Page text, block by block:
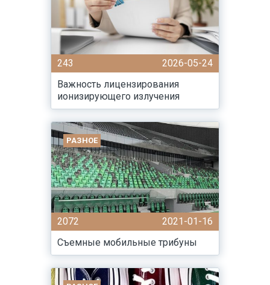
243
2026-05-24
Важность лицензирования
ионизирующего излучения
РАЗНОЕ
2072
2021-01-16
Съемные мобильные трибуны